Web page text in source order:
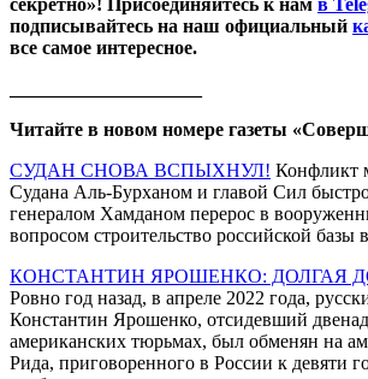
подписывайтесь на наш официальный
все самое интересное.
Читайте в новом номере газеты
СУДАН СНОВА ВСПЫХНУЛ! Конфликт
Судана Аль-Бурханом и главой Сил
генералом Хамданом перерос в
вопросом строительство российской базы
КОНСТАНТИН ЯРОШЕНКО: ДОЛГАЯ
Ровно год назад, в апреле 2022 года,
Константин Ярошенко, отсидевший
американских тюрьмах, был обменян на
Рида, приговоренного в России к девяти